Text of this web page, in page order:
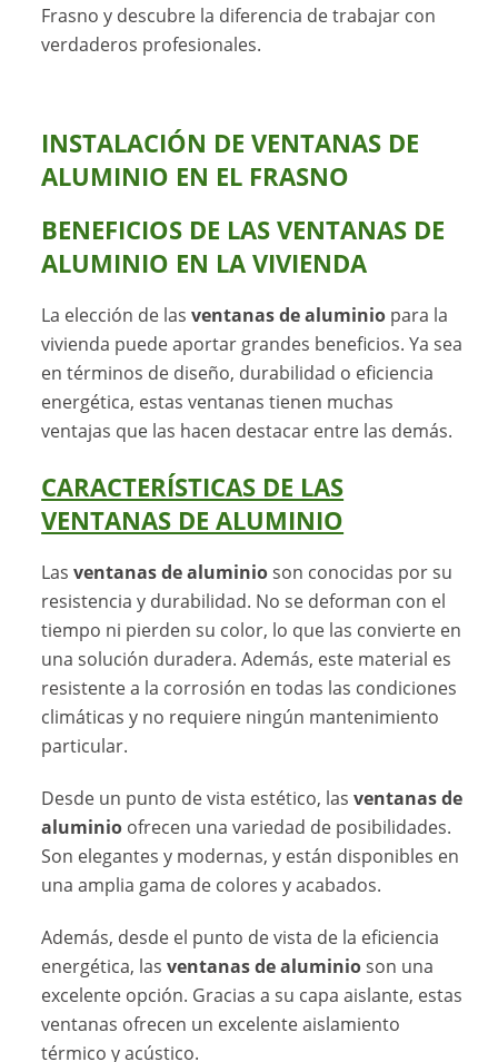
Frasno y descubre la diferencia de trabajar con
verdaderos profesionales.
INSTALACIÓN DE VENTANAS DE
ALUMINIO EN EL FRASNO
BENEFICIOS DE LASVENTANAS DE
ALUMINIO EN LA VIVIENDA
La elección de lasventanas de aluminio para la
vivienda puede aportar grandes beneficios. Ya sea
en términos de diseño, durabilidad o eficiencia
energética, estas ventanas tienen muchas
ventajas que las hacen destacar entre las demás.
CARACTERÍSTICAS DE LAS
VENTANAS DE ALUMINIO
Lasventanas de aluminioson conocidas por su
resistencia y durabilidad. No se deforman con el
tiempo ni pierden su color, lo que las convierte en
una solución duradera. Además, este material es
resistente a la corrosión en todas las condiciones
climáticas y no requiere ningún mantenimiento
particular.
Desde un punto de vista estético, lasventanas de
aluminio ofrecen una variedad de posibilidades.
Son elegantes y modernas, y están disponibles en
una amplia gama de colores y acabados.
Además, desde el punto de vista de la eficiencia
energética, lasventanas de aluminioson una
excelente opción. Gracias a su capa aislante, estas
ventanas ofrecen un excelente aislamiento
térmico y acústico.